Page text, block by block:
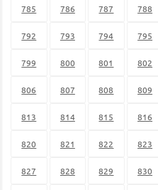
785 786 787 788
792 793 794 795
799 800 801 802
806 807 808 809
813 814 815 816
820 821 822 823
827 828 829 830